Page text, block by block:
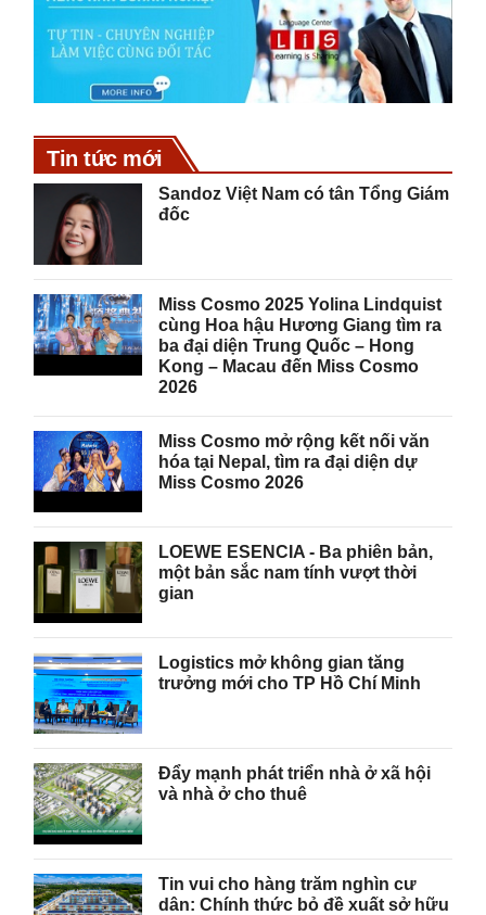
Tin tức mới
Sandoz Việt Nam có tân Tổng Giám
đốc
Miss Cosmo 2025 Yolina Lindquist
cùng Hoa hậu Hương Giang tìm ra
ba đại diện Trung Quốc – Hong
Kong – Macau đến Miss Cosmo
2026
Miss Cosmo mở rộng kết nối văn
hóa tại Nepal, tìm ra đại diện dự
Miss Cosmo 2026
LOEWE ESENCIA - Ba phiên bản,
một bản sắc nam tính vượt thời
gian
Logistics mở không gian tăng
trưởng mới cho TP Hồ Chí Minh
Đẩy mạnh phát triển nhà ở xã hội
và nhà ở cho thuê
Tin vui cho hàng trăm nghìn cư
dân: Chính thức bỏ đề xuất sở hữu